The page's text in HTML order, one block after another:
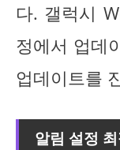
다. 갤럭시
정에서 업데
업데이트를
알림 설정